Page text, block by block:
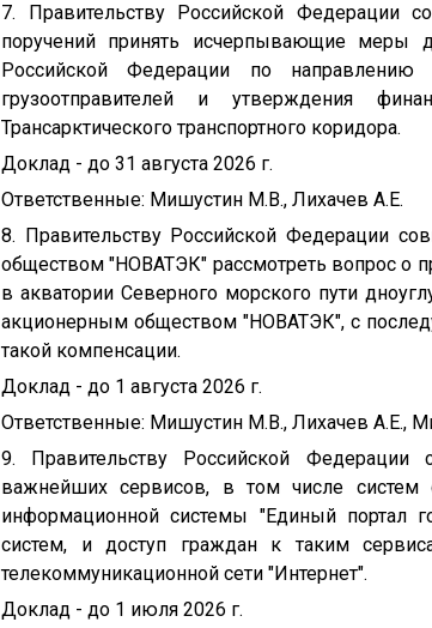
7. Правительству Российской Федерации
поручений принять исчерпывающие меры
Российской Федерации по
грузоотправителей и утверждения
Трансарктического транспортного коридора.
Доклад - до 31 августа 2026 г.
Ответственные: Мишустин М.В., Лихачев А.Е.
8. Правительству Российской Федерации
обществом "НОВАТЭК" рассмотреть вопрос о
в акватории Северного морского пути
акционерным обществом "НОВАТЭК", с
такой компенсации.
Доклад - до 1 августа 2026 г.
Ответственные: Мишустин М.В., Лихачев А.Е.,
9. Правительству Российской
важнейших сервисов, в том числе систем
информационной системы "Единый портал
систем, и доступ граждан к таким
телекоммуникационной сети "Интернет".
Доклад - до 1 июля 2026 г.